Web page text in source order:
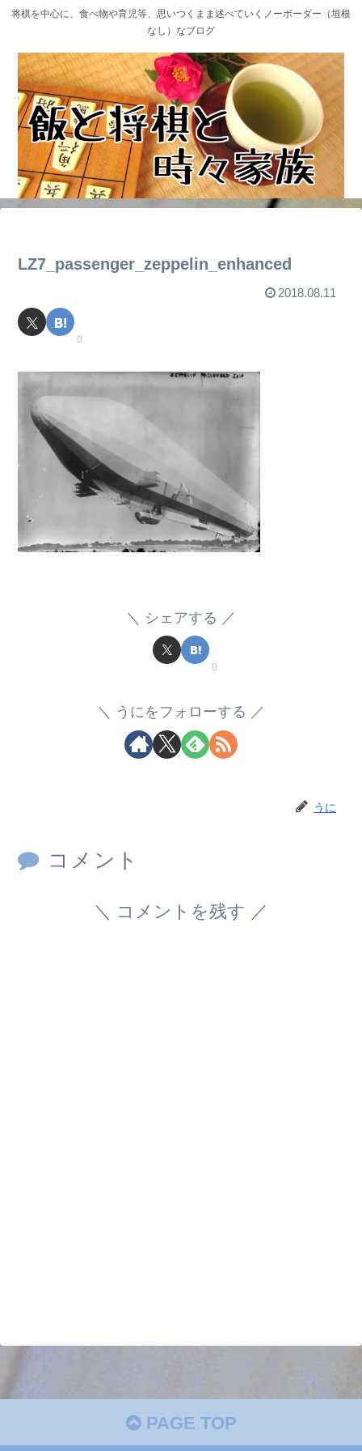
将棋を中心に、食べ物や育児等、思いつくまま述べていくノーボーダー（垣根
なし）なブログ
LZ7_passenger_zeppelin_enhanced
2018.08.11
0
シェアする
0
うにをフォローする
うに
コメント
コメントを残す
PAGE TOP